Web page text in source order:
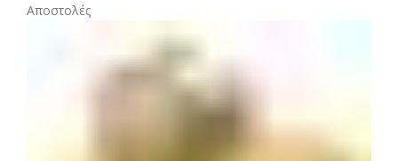
Αποστολές